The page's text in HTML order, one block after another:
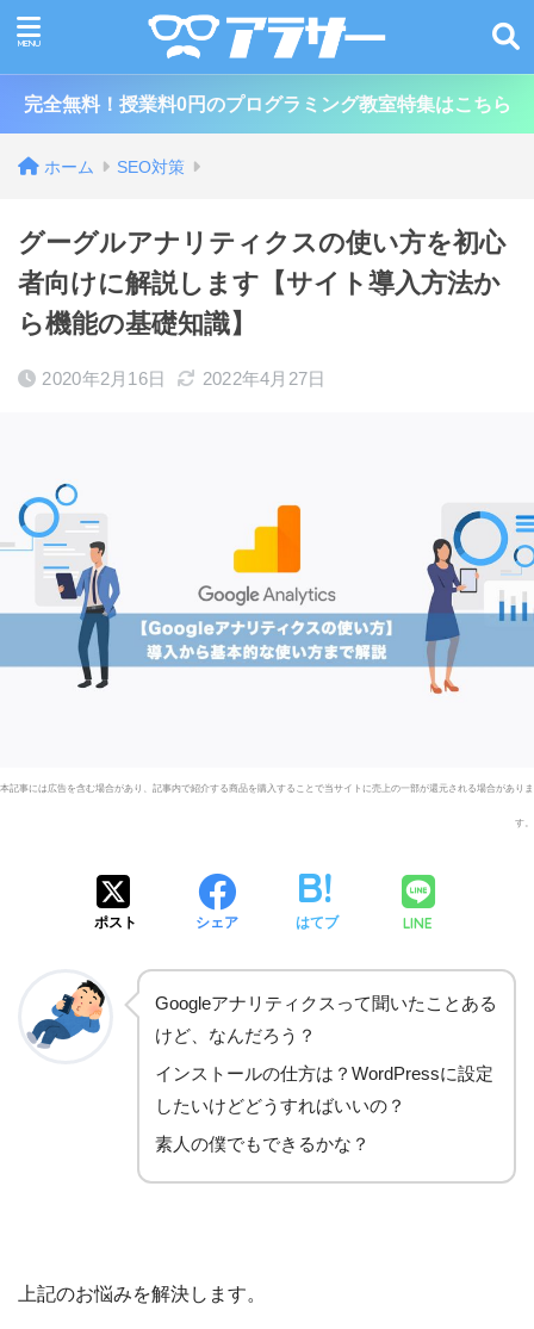
完全無料！授業料0円のプログラミング教室特集はこちら
ホーム SEO対策
グーグルアナリティクスの使い方を初心
者向けに解説します【サイト導入方法か
ら機能の基礎知識】
2020年2月16日 2022年4月27日
ポスト シェア はてブ LINE
Googleアナリティクスって聞いたことある
けど、なんだろう？
インストールの仕方は？WordPressに設定
したいけどどうすればいいの？
素人の僕でもできるかな？
上記のお悩みを解決します。